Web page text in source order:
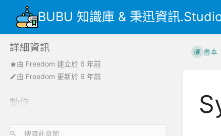
BUBU 知識庫 & 秉迅資訊
詳細資訊
由 Freedom 建立於 6 年前
由 Freedom 更新於 6 年前
動作
書本